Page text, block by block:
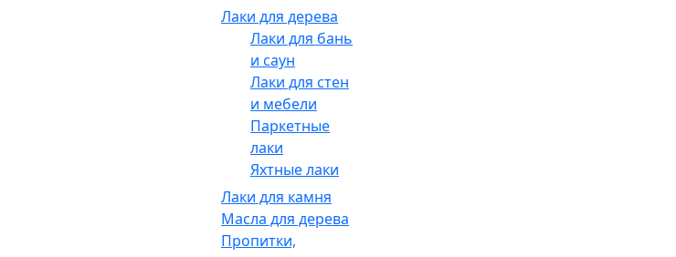
Лаки для дерева
Лаки для бань
и саун
Лаки для стен
и мебели
Паркетные
лаки
Яхтные лаки
Лаки для камня
Масла для дерева
Пропитки,